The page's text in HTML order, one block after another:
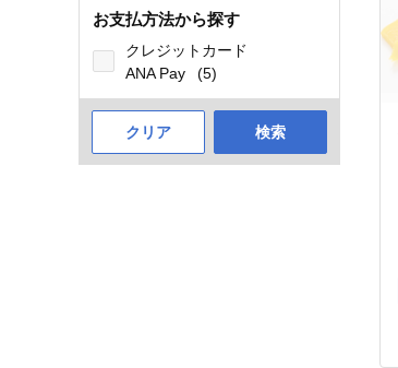
お支払方法から探す
クレジットカード
ANA Pay
(5)
クリア 検索